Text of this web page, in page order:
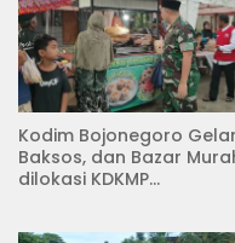
Kodim Bojonegoro Gelar
Baksos, dan Bazar
dilokasi KDKMP